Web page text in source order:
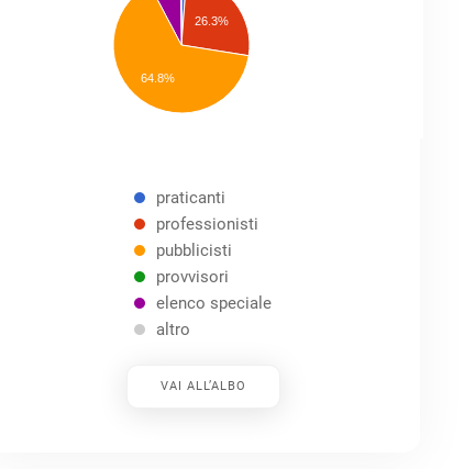
26.3%
64.8%
praticanti
professionisti
pubblicisti
provvisori
elenco speciale
altro
VAI ALL’ALBO